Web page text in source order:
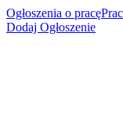
Ogłoszenia o pracę
Dodaj Ogłoszenie